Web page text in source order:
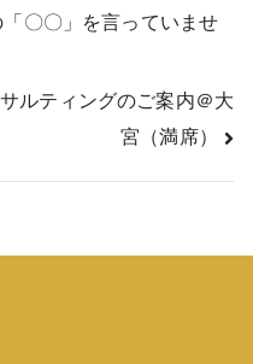
〇〇」を言っていませ
ルティングのご案内＠大
宮（満席）